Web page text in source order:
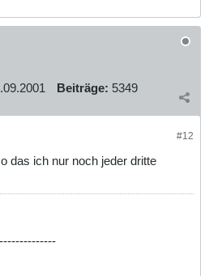
Beiträge: 5349
#12
das ich nur noch jeder dritte